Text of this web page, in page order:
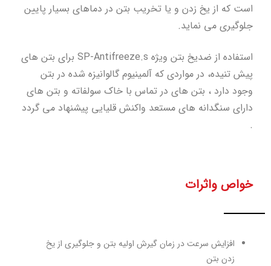
است که از یخ زدن و یا تخریب بتن در دماهای بسیار پایین
جلوگیری می نماید.
استفاده از ضدیخ بتن ویژه SP-Antifreeze.s برای بتن های
پیش تنیده، در مواردی که آلمینیوم گالوانیزه شده در بتن
وجود دارد ، بتن های در تماس با خاک سولفاته و بتن های
دارای سنگدانه های مستعد واکنش قلیایی پیشنهاد می گردد
.
خواص واثرات
افزایش سرعت در زمان گیرش اولیه بتن و جلوگیری از یخ
زدن بتن